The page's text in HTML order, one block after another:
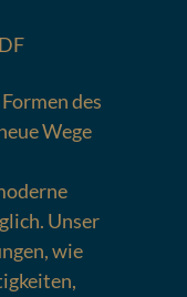
des
Wege
Unser
wie